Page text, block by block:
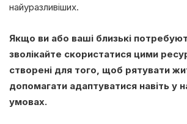
найуразливіших.
Якщо ви або ваші близькі
зволікайте скористатися цими
створені для того, щоб рятувати
допомагати адаптуватися навіть у
умовах.